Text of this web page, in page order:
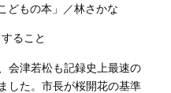
もの本」／林さかな
ること
会津若松も記録史上最速の
した。市長が桜開花の基準